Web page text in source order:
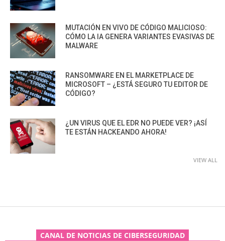
MUTACIÓN EN VIVO DE CÓDIGO MALICIOSO:
CÓMO LA IA GENERA VARIANTES EVASIVAS DE
MALWARE
RANSOMWARE EN EL MARKETPLACE DE
MICROSOFT – ¿ESTÁ SEGURO TU EDITOR DE
CÓDIGO?
¿UN VIRUS QUE EL EDR NO PUEDE VER? ¡ASÍ
TE ESTÁN HACKEANDO AHORA!
VIEW ALL
CANAL DE NOTICIAS DE CIBERSEGURIDAD